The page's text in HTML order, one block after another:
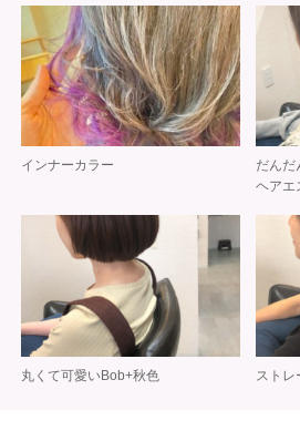
インナーカラー
だんだ
ヘアエ
丸くて可愛いBob+秋色 スト